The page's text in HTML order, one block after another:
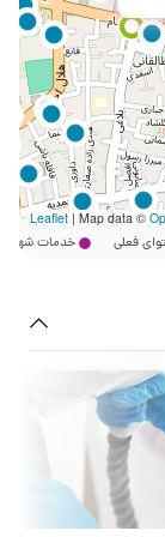
| Map data ©
فعلی خدمات